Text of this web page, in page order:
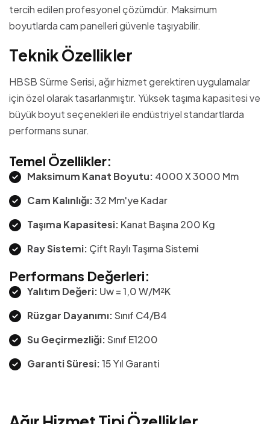
tercih edilen profesyonel çözümdür. Maksimum
boyutlarda cam panelleri güvenle taşıyabilir.
TeknikÖzellikler
HBSB Sürme Serisi, ağır hizmet gerektiren uygulamalar
için özel olarak tasarlanmıştır. Yüksek taşıma kapasitesi ve
büyük boyut seçenekleri ile endüstriyel standartlarda
performans sunar.
Temel Özellikler:
Maksimum Kanat Boyutu: 4000 X 3000 Mm
Cam Kalınlığı:32 Mm'ye Kadar
Taşıma Kapasitesi: Kanat Başına 200 Kg
Ray Sistemi: Çift Raylı Taşıma Sistemi
Performans Değerleri:
Yalıtım Değeri: Uw = 1,0 W/m²K
Rüzgar Dayanımı:Sınıf C4/B4
Su Geçirmezliği:Sınıf E1200
Garanti Süresi:15 Yıl Garanti